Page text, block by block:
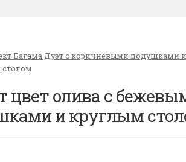
Багама Дуэт с коричневыми подушками
цвет олива с
и круглым